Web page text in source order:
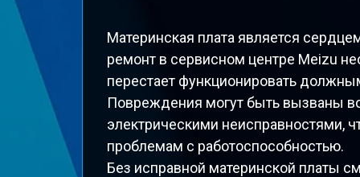
Материнская плата является
ремонт в сервисном центре Meizu
перестает функционировать
Повреждения могут быть вызваны
электрическими неисправностями,
проблемам с работоспособностью.
Без исправной материнской платы